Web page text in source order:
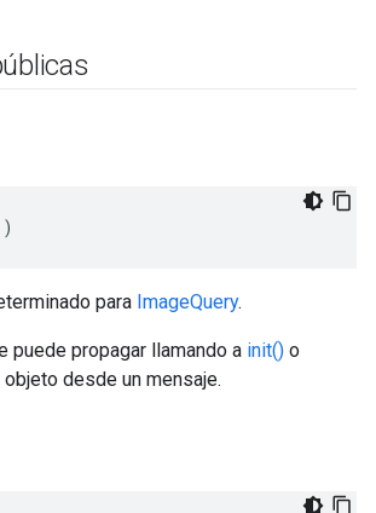
para ImageQuery.
puede propagar llamando a init() o
desde un mensaje.